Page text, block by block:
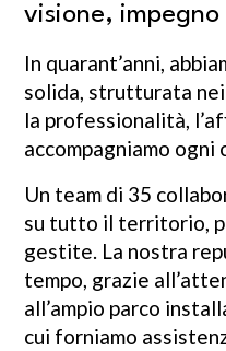
visione,
In quarant’anni,
solida, strutturata
la professionalità,
accompagniamo ogni
Un team di 35
su tutto il territorio,
gestite. La nostra
tempo, grazie
all’ampio parco
cui forniamo